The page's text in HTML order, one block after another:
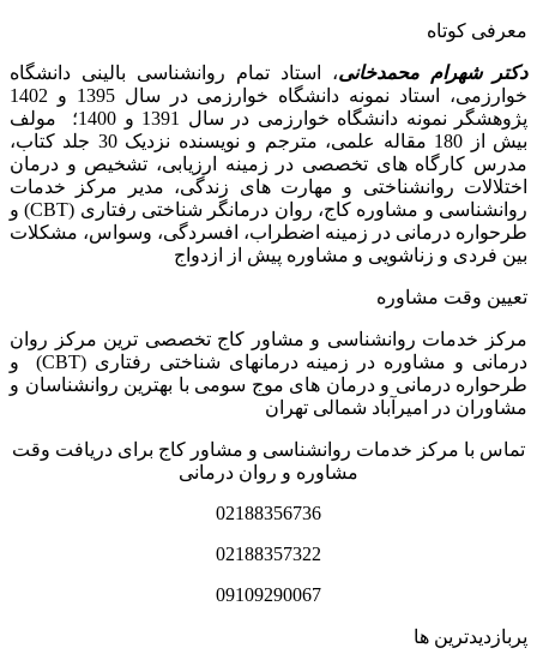
معرفی کوتاه
دکتر شهرام محمدخانی، استاد تمام روانشناسی بالینی دانشگاه
خوارزمی، استاد نمونه دانشگاه خوارزمی در سال 1395 و 1402
پژوهشگر نمونه دانشگاه خوارزمی در سال 1391 و 1400؛ مولف
بیش از 180 مقاله علمی، مترجم و نویسنده نزدیک 30 جلد کتاب،
مدرس کارگاه­ های تخصصی در زمینه ارزیابی، تشخیص و درمان
اختلالات روانشناختی و مهارت های زندگی، مدیر مرکز خدمات
روانشناسی و مشاوره کاج، روان­ درمانگر شناختی رفتاری (CBT) و
طرحواره درمانی در زمینه اضطراب، افسردگی، وسواس، مشکلات
بین فردی و زناشویی و مشاوره پیش از ازدواج
تعیین وقت مشاوره
مرکز خدمات روانشناسی و مشاور کاج تخصصی‏ ترین مرکز روان
درمانی و مشاوره در زمینه درمان‏های شناختی رفتاری (CBT) و
طرحواره درمانی و درمان های موج سومی با بهترین روانشناسان و
مشاوران در امیرآباد شمالی تهران
تماس با مرکز خدمات روانشناسی و مشاور کاج برای دریافت وقت
مشاوره و روان درمانی
02188356736
02188357322
09109290067
پربازدیدترین ها